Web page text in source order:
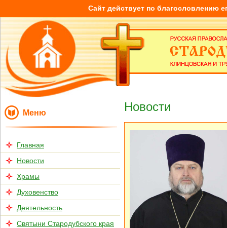
Сайт действует по благословлению
Меню
Главная
Новости
Храмы
Духовенство
Деятельность
Святыни Стародубского края
Новости